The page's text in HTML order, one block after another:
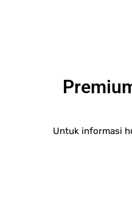
Untuk informasi